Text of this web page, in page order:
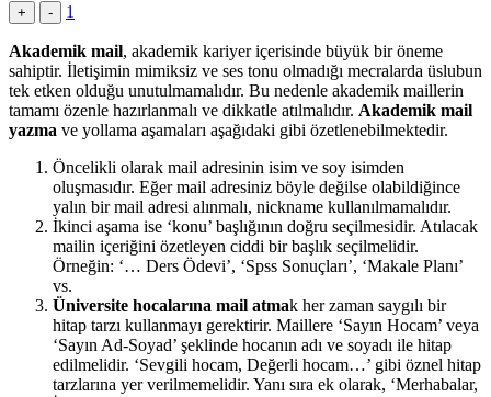
+ - 1
Akademik mail, akademik kariyer içerisinde büyük bir öneme
sahiptir. İletişimin mimiksiz ve ses tonu olmadığı mecralarda üslubun
tek etken olduğu unutulmamalıdır. Bu nedenle akademik maillerin
tamamı özenle hazırlanmalı ve dikkatle atılmalıdır. Akademik mail
yazma ve yollama aşamaları aşağıdaki gibi özetlenebilmektedir.
Öncelikli olarak mail adresinin isim ve soy isimden
oluşmasıdır. Eğer mail adresiniz böyle değilse olabildiğince
yalın bir mail adresi alınmalı, nickname kullanılmamalıdır.
İkinci aşama ise ‘konu’ başlığının doğru seçilmesidir. Atılacak
mailin içeriğini özetleyen ciddi bir başlık seçilmelidir.
Örneğin: ‘… Ders Ödevi’, ‘Spss Sonuçları’, ‘Makale Planı’
vs.
Üniversite hocalarına mail atmak her zaman saygılı bir
hitap tarzı kullanmayı gerektirir. Maillere ‘Sayın Hocam’ veya
‘Sayın Ad-Soyad’ şeklinde hocanın adı ve soyadı ile hitap
edilmelidir. ‘Sevgili hocam, Değerli hocam…’ gibi öznel hitap
tarzlarına yer verilmemelidir. Yanı sıra ek olarak, ‘Merhabalar,